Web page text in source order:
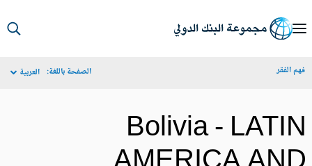
الفقر الصفحة باللغة: العربية
Bolivia -